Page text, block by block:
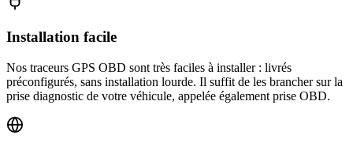
Installation facile
Nos traceurs GPS OBD sont très faciles à installer : livrés
préconfigurés, sans installation lourde. Il suffit de les brancher sur la
prise diagnostic de votre véhicule, appelée également prise OBD.